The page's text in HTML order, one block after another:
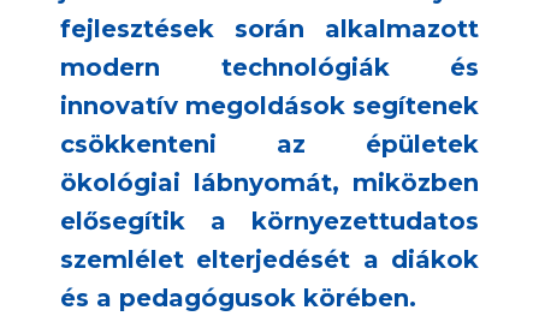
fejlesztések során alkalmazott
modern technológiák és
innovatív megoldások segítenek
csökkenteni az épületek
ökológiai lábnyomát, miközben
elősegítik a környezettudatos
szemlélet elterjedését a diákok
és a pedagógusok körében.